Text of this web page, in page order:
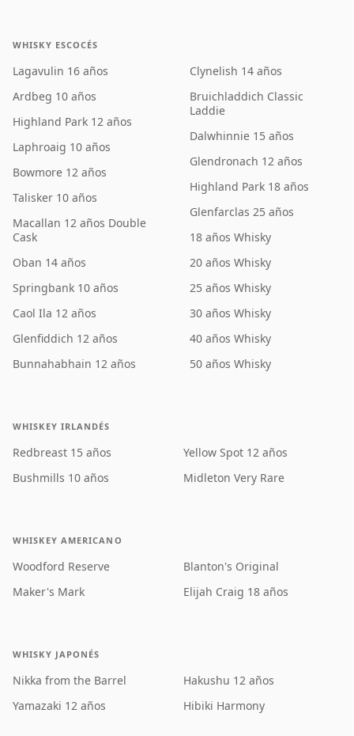
WHISKY ESCOCÉS
Lagavulin 16 años
Ardbeg 10 años
Highland Park 12 años
Laphroaig 10 años
Bowmore 12 años
Talisker 10 años
Macallan 12 años Double
Cask
Oban 14 años
Springbank 10 años
Caol Ila 12 años
Glenfiddich 12 años
Bunnahabhain 12 años
Clynelish 14 años
Bruichladdich Classic
Laddie
Dalwhinnie 15 años
Glendronach 12 años
Highland Park 18 años
Glenfarclas 25 años
18 años Whisky
20 años Whisky
25 años Whisky
30 años Whisky
40 años Whisky
50 años Whisky
WHISKEY IRLANDÉS
Redbreast 15 años
Bushmills 10 años
Yellow Spot 12 años
Midleton Very Rare
WHISKEY AMERICANO
Woodford Reserve
Maker's Mark
Blanton's Original
Elijah Craig 18 años
WHISKY JAPONÉS
Nikka from the Barrel
Yamazaki 12 años
Hakushu 12 años
Hibiki Harmony